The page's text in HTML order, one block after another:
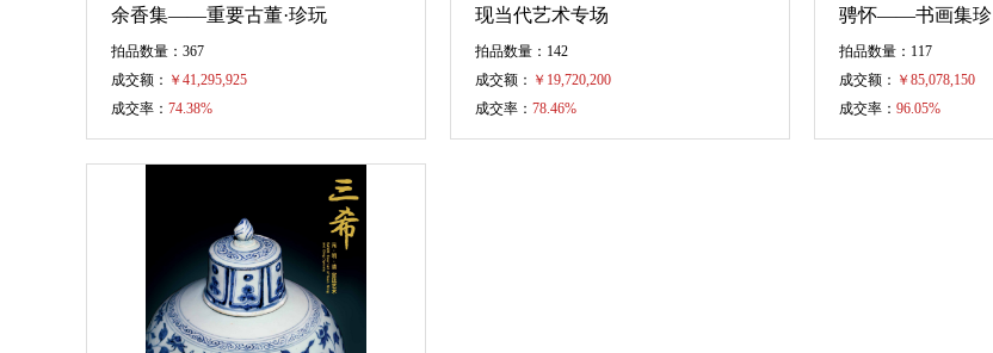
余香集——重要古董·珍玩
拍品数量：367
成交额： ￥ 41,295,925
成交率： 74.38%
现当代艺术专场
拍品数量：142
成交额： ￥ 19,720,200
成交率： 78.46%
骋怀——书画集珍
拍品数量：117
成交额： ￥ 85,078,150
成交率： 96.05%